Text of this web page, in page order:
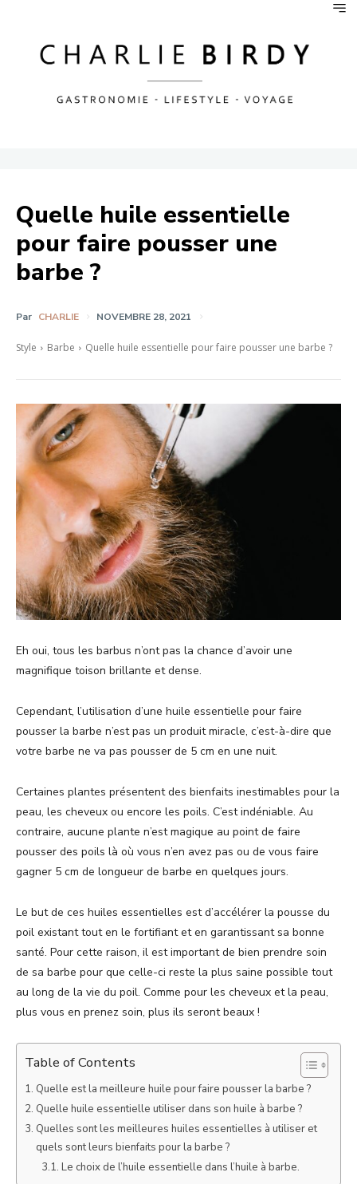
Quelle huile essentielle
pour faire pousser une
barbe ?
Par CHARLIE NOVEMBRE 28, 2021
Style Barbe Quelle huile essentielle pour faire pousser une barbe ?
Eh oui, tous les barbus n’ont pas la chance d’avoir une
magnifique toison brillante et dense.
Cependant, l’utilisation d’une huile essentielle pour faire
pousser la barbe n’est pas un produit miracle, c’est-à-dire que
votre barbe ne va pas pousser de 5 cm en une nuit.
Certaines plantes présentent des bienfaits inestimables pour la
peau, les cheveux ou encore les poils. C’est indéniable. Au
contraire, aucune plante n’est magique au point de faire
pousser des poils là où vous n’en avez pas ou de vous faire
gagner 5 cm de longueur de barbe en quelques jours.
Le but de ces huiles essentielles est d’accélérer la pousse du
poil existant tout en le fortifiant et en garantissant sa bonne
santé. Pour cette raison, il est important de bien prendre soin
de sa barbe pour que celle-ci reste la plus saine possible tout
au long de la vie du poil. Comme pour les cheveux et la peau,
plus vous en prenez soin, plus ils seront beaux !
Table of Contents
Quelle est la meilleure huile pour faire pousser la barbe ?
Quelle huile essentielle utiliser dans son huile à barbe ?
Quelles sont les meilleures huiles essentielles à utiliser et
quels sont leurs bienfaits pour la barbe ?
Le choix de l’huile essentielle dans l’huile à barbe.